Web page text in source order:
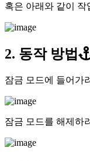
혹은 아래와 같이
2. 동작 방법
잠금 모드에 들어가
잠금 모드를 해제하